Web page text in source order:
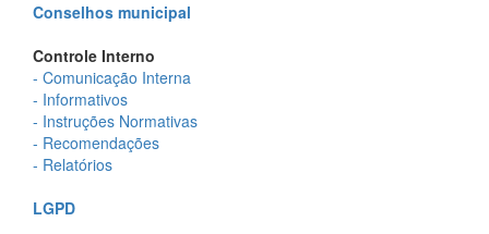
Conselhos municipal
Controle Interno
- Comunicação Interna
- Informativos
- Instruções Normativas
- Recomendações
- Relatórios
LGPD